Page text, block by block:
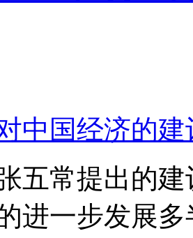
中国经济的
五常提出的
进一步发展